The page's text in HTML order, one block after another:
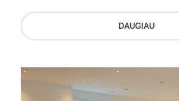
DAUGIAU